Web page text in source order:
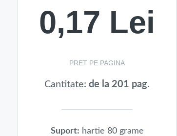
0,17 Lei
PRET PE PAGINA
Cantitate:de la 201 pag.
Suport: hartie 80 grame